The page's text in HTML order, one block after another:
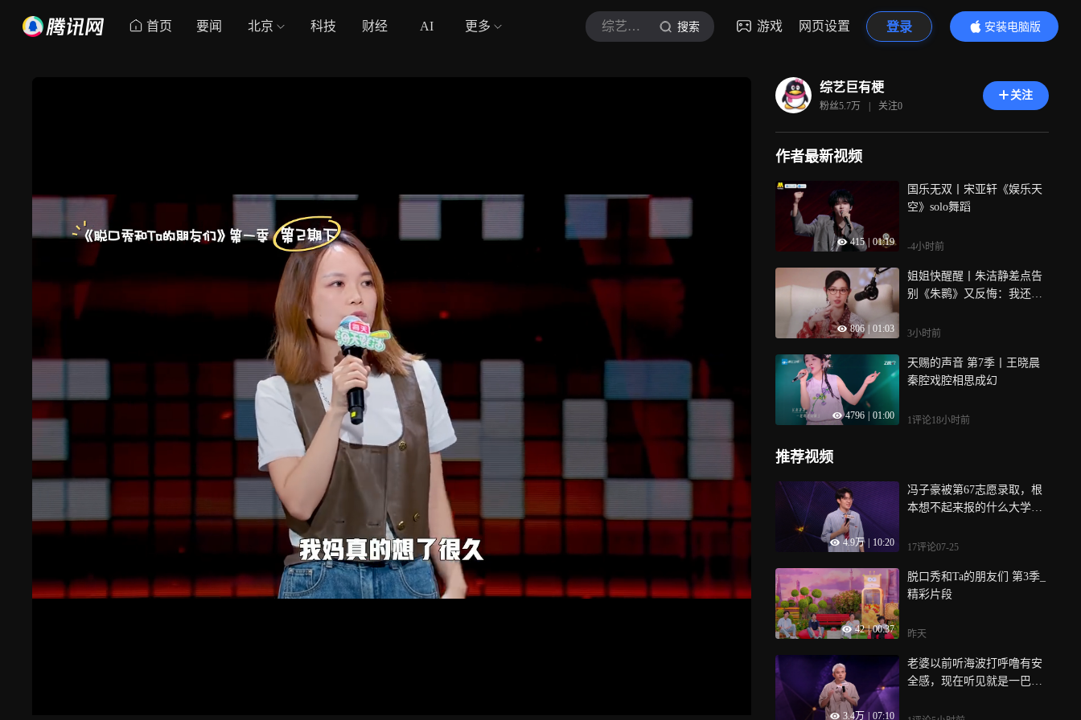
首页 要闻 北京 科技 财经 AI 更多 综艺巨有梗 搜索 游戏 网页设置 登录
安装电脑版
内容更精彩
综艺巨有梗
粉丝5.7万 | 关注0
关注
作者最新视频
415 01:19
国乐无双丨宋亚轩《娱乐天
空》solo舞蹈
-4小时前
806 01:03
姐姐快醒醒丨朱洁静差点告
别《朱鹮》又反悔：我还想
3小时前
4796 01:00
天赐的声音 第7季丨王晓晨
秦腔戏腔相思成幻
1评论18小时前
推荐视频
4.9万 10:20
冯子豪被第67志愿录取，根
本想不起来报的什么大学丨
17评论07-25
42 | 00:37
脱口秀和Ta的朋友们 第3季_
精彩片段
昨天
3.4万 07:10
老婆以前听海波打呼噜有安
全感，现在听见就是一巴掌